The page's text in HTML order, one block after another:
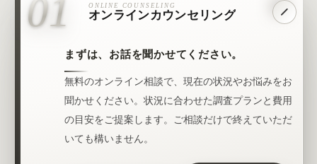
01 ONLINE COUNSELING
オンラインカウンセリング
まずは、お話を聞かせてください。
無料のオンライン相談で、現在の状況やお悩みをお
聞かせください。状況に合わせた調査プランと費用
の目安をご提案します。ご相談だけで終えていただ
いても構いません。